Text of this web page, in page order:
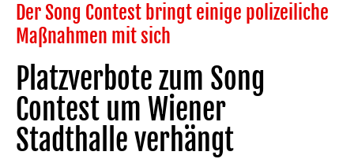
Der Song Contest bringt einige polizeiliche
Maßnahmen mit sich
Platzverbote zum Song
Contest um Wiener
Stadthalle verhängt